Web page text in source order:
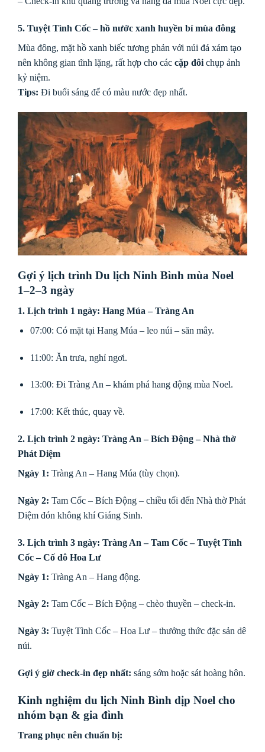
5. Tuyệt Tình Cốc – hồ nước xanh huyền bí mùa đông
Mùa đông, mặt hồ xanh biếc tương phản với núi đá xám tạo
nên không gian tĩnh lặng, rất hợp cho các cặp đôi chụp ảnh
kỷ niệm.
Tips: Đi buổi sáng để có màu nước đẹp nhất.
Gợi ý lịch trình Du lịch Ninh Bình mùa Noel
1–2–3 ngày
1. Lịch trình 1 ngày: Hang Múa – Tràng An
07:00: Có mặt tại Hang Múa – leo núi – săn mây.
11:00: Ăn trưa, nghỉ ngơi.
13:00: Đi Tràng An – khám phá hang động mùa Noel.
17:00: Kết thúc, quay về.
2. Lịch trình 2 ngày: Tràng An – Bích Động – Nhà thờ
Phát Diệm
Ngày 1: Tràng An – Hang Múa (tùy chọn).
Ngày 2: Tam Cốc – Bích Động – chiều tối đến Nhà thờ Phát
Diệm đón không khí Giáng Sinh.
3. Lịch trình 3 ngày: Tràng An – Tam Cốc – Tuyệt Tình
Cốc – Cố đô Hoa Lư
Ngày 1: Tràng An – Hang động.
Ngày 2: Tam Cốc – Bích Động – chèo thuyền – check-in.
Ngày 3: Tuyệt Tình Cốc – Hoa Lư – thưởng thức đặc sản dê
núi.
Gợi ý giờ check-in đẹp nhất: sáng sớm hoặc sát hoàng hôn.
Kinh nghiệm du lịch Ninh Bình dịp Noel cho
nhóm bạn & gia đình
Trang phục nên chuẩn bị: